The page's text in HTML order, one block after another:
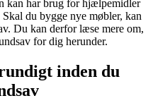
kan har brug for hjælpemidler
du bygge nye møbler, kan
Du kan derfor læse mere om,
for dig herunder.
inden du